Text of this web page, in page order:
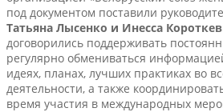
под документом поставили
Татьяна Лысенко и Инесса
договорились поддерживать
регулярно обмениваться
идеях, планах, лучших практиках во
деятельности, а также
время участия в международных